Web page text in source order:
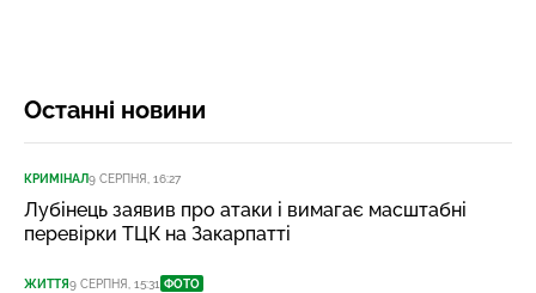
Останні новини
КРИМІНАЛ9 СЕРПНЯ, 16:27
Лубінець заявив про атаки і вимагає масштабні
перевірки ТЦК на Закарпатті
ЖИТТЯ9 СЕРПНЯ, 15:31 ФОТО